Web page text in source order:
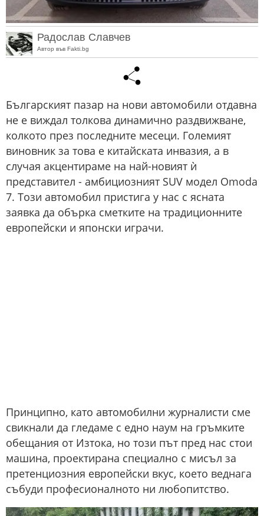
Радослав Славчев
Автор във Fakti.bg
Българският пазар на нови автомобили отдавна
не е виждал толкова динамично раздвижване,
колкото през последните месеци. Големият
виновник за това е китайската инвазия, а в
случая акцентираме на най-новият ѝ
представител - амбициозният SUV модел Omoda
7. Този автомобил пристига у нас с ясната
заявка да обърка сметките на традиционните
европейски и японски играчи.
Принципно, като автомобилни журналисти сме
свикнали да гледаме с едно наум на гръмките
обещания от Изтока, но този път пред нас стои
машина, проектирана специално с мисъл за
претенциозния европейски вкус, което веднага
събуди професионалното ни любопитство.